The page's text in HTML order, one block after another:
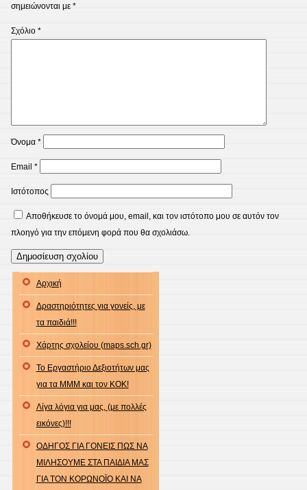
σημειώνονται με *
Σχόλιο *
Όνομα *
Email *
Ιστότοπος
Αποθήκευσε το όνομά μου, email, και τον ιστότοπο μου σε αυτόν τον
πλοηγό για την επόμενη φορά που θα σχολιάσω.
Αρχική
Δραστηριότητες για γονείς, με
τα παιδιά!!!
Χάρτης σχολείου (maps.sch.gr)
Το Εργαστήριο Δεξιοτήτων μας
για τα ΜΜΜ και τον ΚΟΚ!
Λίγα λόγια για μας, (με πολλές
εικόνες)!!!
ΟΔΗΓΟΣ ΓΙΑ ΓΟΝΕΙΣ ΠΩΣ ΝΑ
ΜΙΛΗΣΟΥΜΕ ΣΤΑ ΠΑΙΔΙΑ ΜΑΣ
ΓΙΑ ΤΟΝ ΚΟΡΩΝΟΪΟ ΚΑΙ ΝΑ